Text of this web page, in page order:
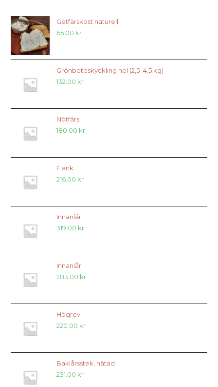
Getfärskost naturell
65.00 kr
Grönbeteskyckling hel (2,5–4,5 kg)
132.00 kr
Nötfärs
180.00 kr
Flank
216.00 kr
Innanlår
319.00 kr
Innanlår
283.00 kr
Högrev
220.00 kr
Baklårsstek, nätad
231.00 kr